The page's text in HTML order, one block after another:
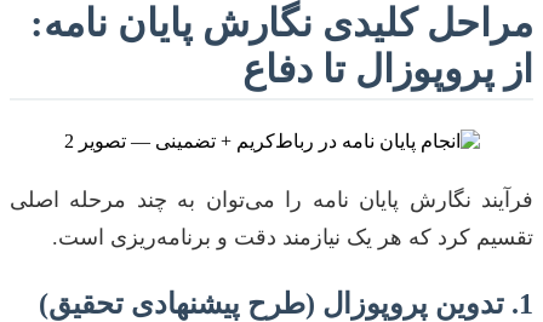
مراحل کلیدی نگارش پایان نامه:
از پروپوزال تا دفاع
فرآیند نگارش پایان نامه را می‌توان به چند مرحله اصلی
تقسیم کرد که هر یک نیازمند دقت و برنامه‌ریزی است.
1. تدوین پروپوزال (طرح پیشنهادی تحقیق)